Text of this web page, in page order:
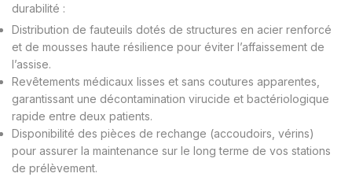
durabilité :
Distribution de fauteuils dotés de structures en acier renforcé
et de mousses haute résilience pour éviter l’affaissement de
l’assise.
Revêtements médicaux lisses et sans coutures apparentes,
garantissant une décontamination virucide et bactériologique
rapide entre deux patients.
Disponibilité des pièces de rechange (accoudoirs, vérins)
pour assurer la maintenance sur le long terme de vos stations
de prélèvement.